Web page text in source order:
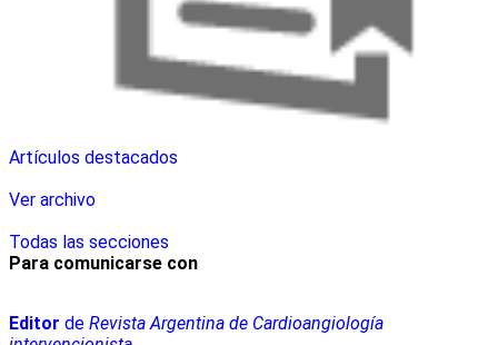
Artículos destacados
Ver archivo
Todas las secciones
Para comunicarse con
Editor de Revista Argentina de Cardioangiología